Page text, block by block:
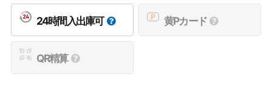
24時間入出庫可 黄Pカード
QR精算